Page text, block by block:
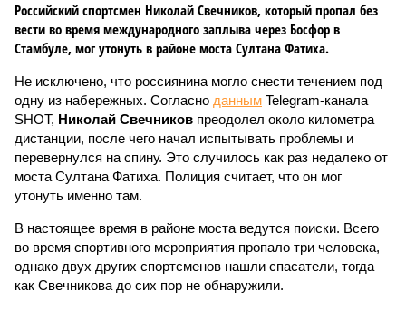
Российский спортсмен Николай Свечников, который пропал без
вести во время международного заплыва через Босфор в
Стамбуле, мог утонуть в районе моста Султана Фатиха.
Не исключено, что россиянина могло снести течением под
одну из набережных. Согласно данным Telegram-канала
SHOT, Николай Свечников преодолел около километра
дистанции, после чего начал испытывать проблемы и
перевернулся на спину. Это случилось как раз недалеко от
моста Султана Фатиха. Полиция считает, что он мог
утонуть именно там.
В настоящее время в районе моста ведутся поиски. Всего
во время спортивного мероприятия пропало три человека,
однако двух других спортсменов нашли спасатели, тогда
как Свечникова до сих пор не обнаружили.